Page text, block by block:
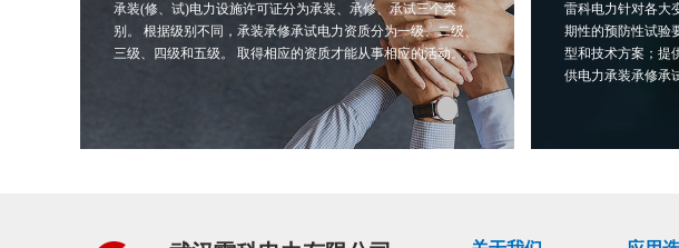
承装(修、试)电力设施许可证分为承装、承修、承试三个类
别。 根据级别不同，承装承修承试电力资质分为一级、二级、
三级、四级和五级。 取得相应的资质才能从事相应的活动。
雷科电力针对各大
期性的预防性试验
型和技术方案；提
供电力承装承修承